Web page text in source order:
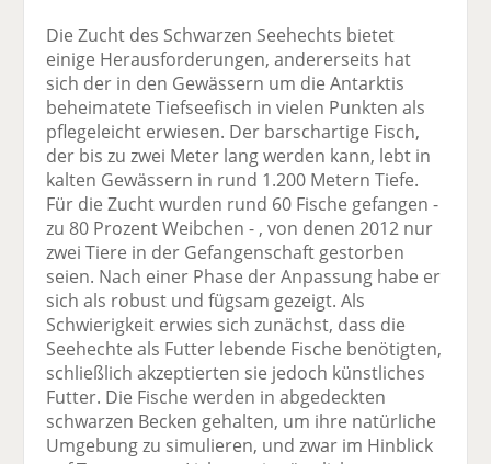
Die Zucht des Schwarzen Seehechts bietet
einige Herausforderungen, andererseits hat
sich der in den Gewässern um die Antarktis
beheimatete Tiefseefisch in vielen Punkten als
pflegeleicht erwiesen. Der barschartige Fisch,
der bis zu zwei Meter lang werden kann, lebt in
kalten Gewässern in rund 1.200 Metern Tiefe.
Für die Zucht wurden rund 60 Fische gefangen -
zu 80 Prozent Weibchen - , von denen 2012 nur
zwei Tiere in der Gefangenschaft gestorben
seien. Nach einer Phase der Anpassung habe er
sich als robust und fügsam gezeigt. Als
Schwierigkeit erwies sich zunächst, dass die
Seehechte als Futter lebende Fische benötigten,
schließlich akzeptierten sie jedoch künstliches
Futter. Die Fische werden in abgedeckten
schwarzen Becken gehalten, um ihre natürliche
Umgebung zu simulieren, und zwar im Hinblick